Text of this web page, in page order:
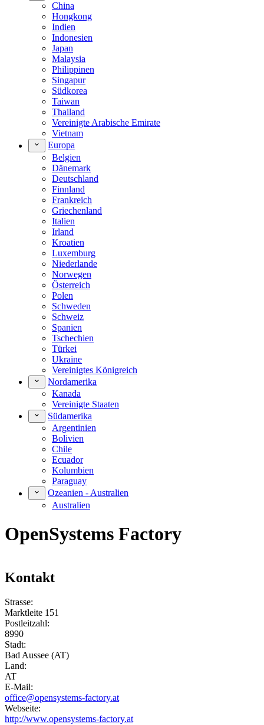
China
Hongkong
Indien
Indonesien
Japan
Malaysia
Philippinen
Singapur
Südkorea
Taiwan
Thailand
Vereinigte Arabische Emirate
Vietnam
Europa
Belgien
Dänemark
Deutschland
Finnland
Frankreich
Griechenland
Italien
Irland
Kroatien
Luxemburg
Niederlande
Norwegen
Österreich
Polen
Schweden
Schweiz
Spanien
Tschechien
Türkei
Ukraine
Vereinigtes Königreich
Nordamerika
Kanada
Vereinigte Staaten
Südamerika
Argentinien
Bolivien
Chile
Ecuador
Kolumbien
Paraguay
Ozeanien - Australien
Australien
OpenSystems Factory
Kontakt
Strasse:
Marktleite 151
Postleitzahl:
8990
Stadt:
Bad Aussee (AT)
Land:
AT
E-Mail:
office@opensystems-factory.at
Webseite:
http://www.opensystems-factory.at